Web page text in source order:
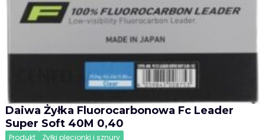
Daiwa Żyłka Fluorocarbonowa Fc Leader
Super Soft 40M 0,40
Produkt Żyłki plecionki i sznury